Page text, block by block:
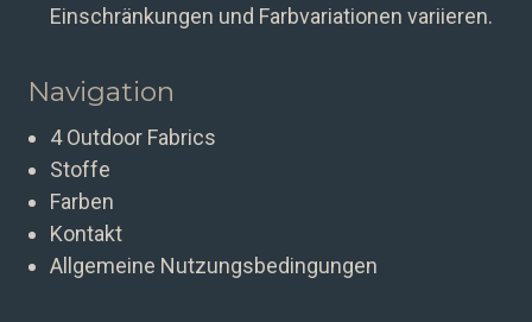
Einschränkungen und Farbvariationen variieren.
Navigation
4 Outdoor Fabrics
Stoffe
Farben
Kontakt
Allgemeine Nutzungsbedingungen